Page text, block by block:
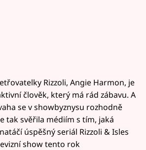
Rizzoli, Angie Harmon, je
člověk, který má rád zábavu. A
se v showbyznysu rozhodně
tak svěřila médiím s tím, jaká
úspěšný seriál Rizzoli & Isles
show tento rok